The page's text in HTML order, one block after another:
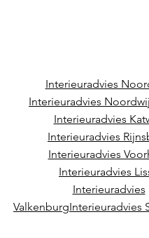
Interieuradvies
Interieuradvies
Interieuradvies
Interieuradvies
Interieuradvies
Interieuradvies
Interieuradvies
ValkenburgInterieuradvies